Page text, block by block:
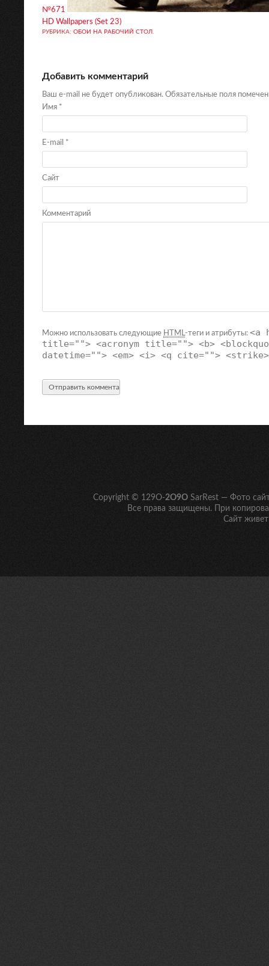
№671
HD Wallpapers (Set 23)
РУБРИКА: ОБОИ НА РАБОЧИЙ СТОЛ
Добавить комментарий
Ваш e-mail не будет опубликован. Обязательные поля
Имя *
E-mail *
Сайт
Комментарий
Можно использовать следующие HTML -теги и атрибуты: <a
title=""> <acronym title=""> <b>
datetime=""> <em> <i> <q cite="">
Copyright © 129O-2O9O SarRest — Фото
Все права защищены. При
Сайт живет